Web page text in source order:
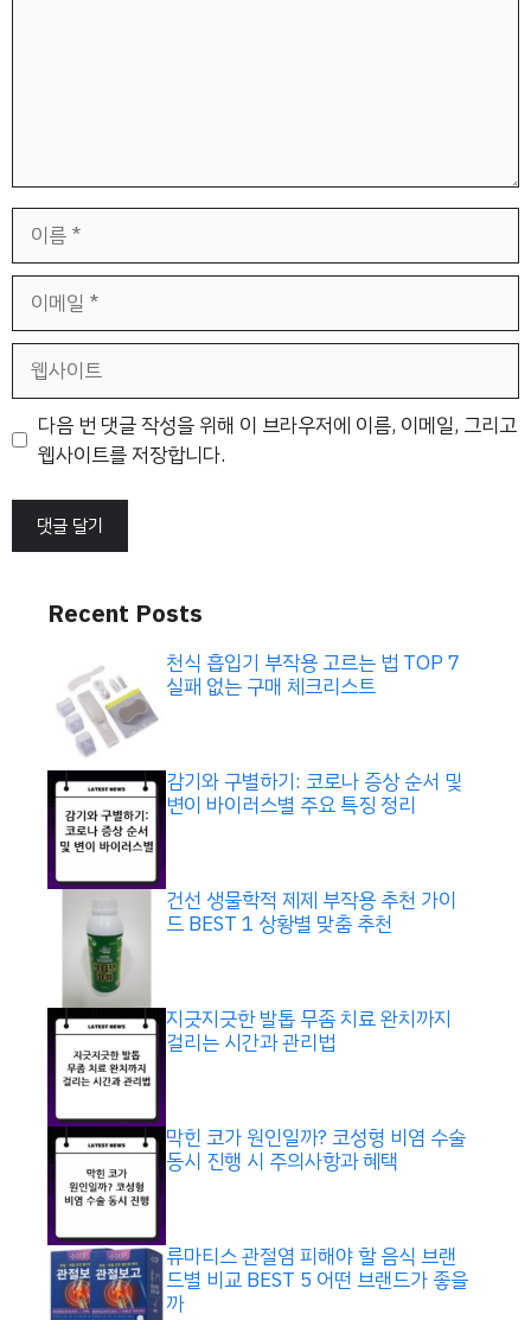
일
트
다음 번 댓글 작성을 위해 이 브라우저에 이름, 이메일, 그리고
웹사이트를 저장합니다.
Recent Posts
천식 흡입기 부작용 고르는 법 TOP 7
실패 없는 구매 체크리스트
감기와 구별하기: 코로나 증상 순서 및
변이 바이러스별 주요 특징 정리
건선 생물학적 제제 부작용 추천 가이
드 BEST 1 상황별 맞춤 추천
지긋지긋한 발톱 무좀 치료 완치까지
걸리는 시간과 관리법
막힌 코가 원인일까? 코성형 비염 수술
동시 진행 시 주의사항과 혜택
류마티스 관절염 피해야 할 음식 브랜
드별 비교 BEST 5 어떤 브랜드가 좋을
까